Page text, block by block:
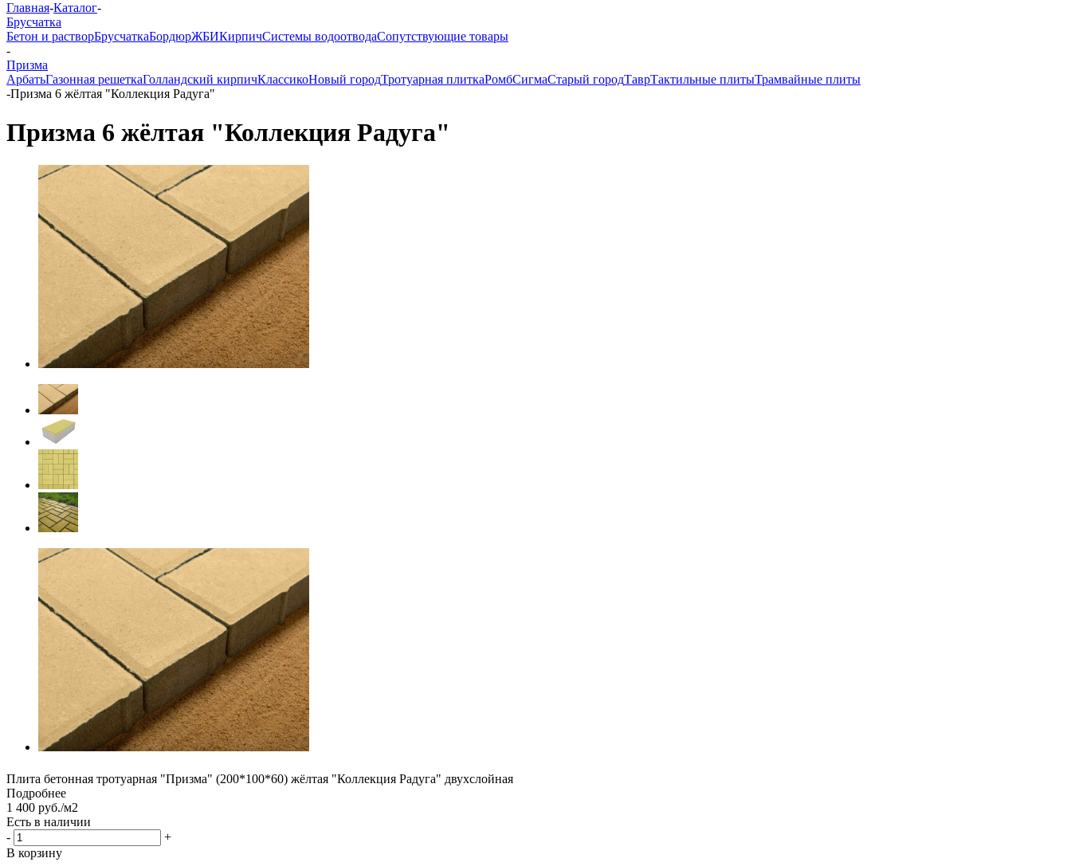
Главная-Каталог-
Брусчатка
Бетон и растворБрусчаткаБордюрЖБИКирпичСистемы водоотводаСопутствующие товары
-
Призма
АрбатьГазонная решеткаГолландский кирпичКлассикоНовый городТротуарная плиткаРомбСигмаСтарый городТаврТактильные плитыТрамвайные плиты
-Призма 6 жёлтая "Коллекция Радуга"
Призма 6 жёлтая "Коллекция Радуга"
Плита бетонная тротуарная "Призма" (200*100*60) жёлтая "Коллекция Радуга" двухслойная
Подробнее
1 400 руб./м2
Есть в наличии
-
+
В корзину